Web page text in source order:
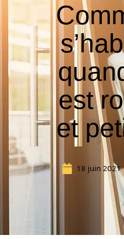
est
et
18 juin 2021